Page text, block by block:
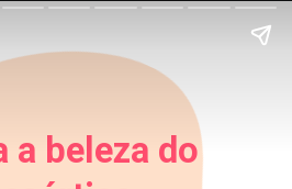
a beleza do